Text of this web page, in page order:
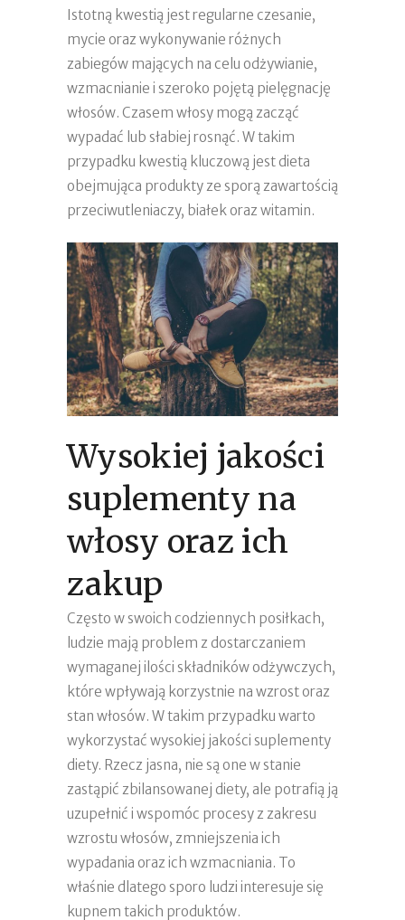
Istotną kwestią jest regularne czesanie,
mycie oraz wykonywanie różnych
zabiegów mających na celu odżywianie,
wzmacnianie i szeroko pojętą pielęgnację
włosów. Czasem włosy mogą zacząć
wypadać lub słabiej rosnąć. W takim
przypadku kwestią kluczową jest dieta
obejmująca produkty ze sporą zawartością
przeciwutleniaczy, białek oraz witamin.
Wysokiej jakości
suplementy na
włosy oraz ich
zakup
Często w swoich codziennych posiłkach,
ludzie mają problem z dostarczaniem
wymaganej ilości składników odżywczych,
które wpływają korzystnie na wzrost oraz
stan włosów. W takim przypadku warto
wykorzystać wysokiej jakości suplementy
diety. Rzecz jasna, nie są one w stanie
zastąpić zbilansowanej diety, ale potrafią ją
uzupełnić i wspomóc procesy z zakresu
wzrostu włosów, zmniejszenia ich
wypadania oraz ich wzmacniania. To
właśnie dlatego sporo ludzi interesuje się
kupnem takich produktów.